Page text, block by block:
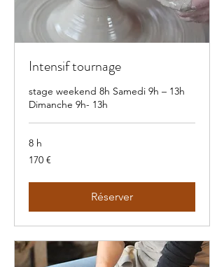
Intensif tournage
stage weekend 8h Samedi 9h – 13h
Dimanche 9h- 13h
8 h
170
euros
170 €
Réserver